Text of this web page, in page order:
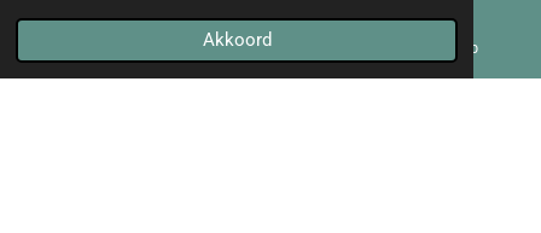
Akkoord
zijn om te gebruiken in het werken met CSF leerlingen, zowel
in het onderwijs-, thuis- als in de praktijksetting.
Kaart WhatsApp